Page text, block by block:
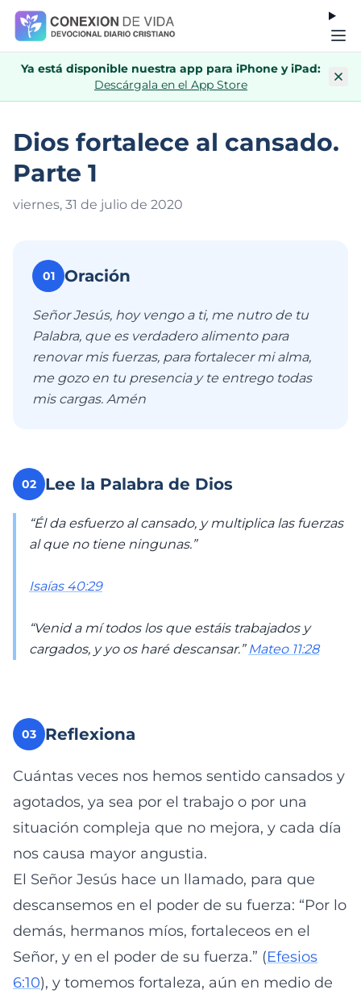
Ya está disponible nuestra app para iPhone y iPad:
Descárgala en el App Store
Dios fortalece al cansado.
Parte 1
viernes, 31 de julio de 2020
01 Oración
Señor Jesús, hoy vengo a ti, me nutro de tu
Palabra, que es verdadero alimento para
renovar mis fuerzas, para fortalecer mi alma,
me gozo en tu presencia y te entrego todas
mis cargas. Amén
02 Lee la Palabra de Dios
“Él da esfuerzo al cansado, y multiplica las fuerzas
al que no tiene ningunas.”
Isaías 40:29
“Venid a mí todos los que estáis trabajados y
cargados, y yo os haré descansar.” Mateo 11:28
03 Reflexiona
Cuántas veces nos hemos sentido cansados y
agotados, ya sea por el trabajo o por una
situación compleja que no mejora, y cada día
nos causa mayor angustia.
El Señor Jesús hace un llamado, para que
descansemos en el poder de su fuerza: “Por lo
demás, hermanos míos, fortaleceos en el
Señor, y en el poder de su fuerza.” (Efesios
6:10), y tomemos fortaleza, aún en medio de